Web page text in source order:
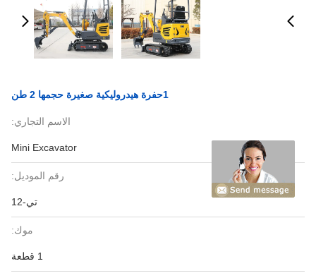
1حفرة هيدروليكية صغيرة حجمها 2 طن
الاسم التجاري:
Mini Excavator
رقم الموديل:
تي-12
موك: